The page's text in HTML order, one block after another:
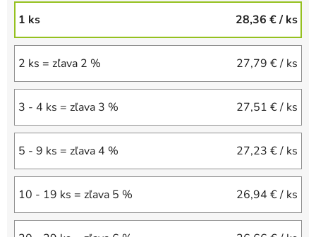
1 ks 28,36 €/ ks
2 ks = zľava 2 % 27,79 €/ ks
3 - 4 ks = zľava 3 % 27,51 €/ ks
5 - 9 ks = zľava 4 % 27,23 €/ ks
10 - 19 ks = zľava 5 % 26,94 €/ ks